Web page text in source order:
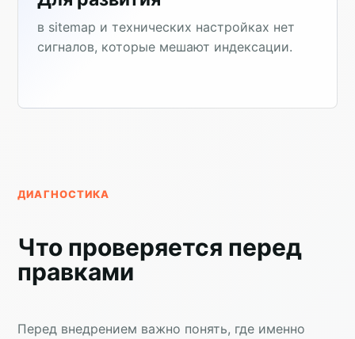
в sitemap и технических настройках нет
сигналов, которые мешают индексации.
ДИАГНОСТИКА
Что проверяется перед
правками
Перед внедрением важно понять, где именно